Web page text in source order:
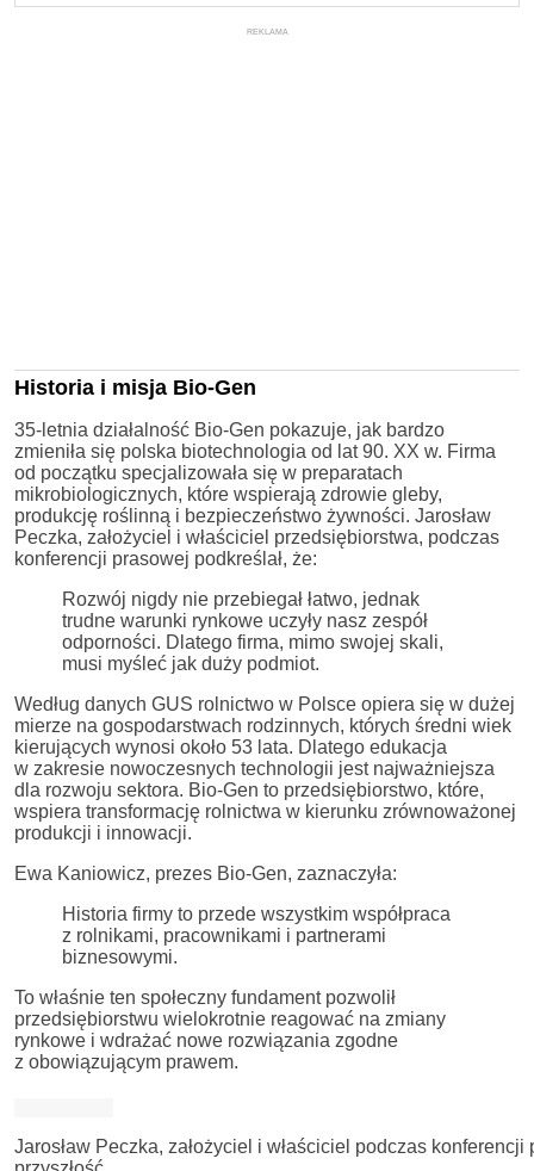
REKLAMA
Historia i misja Bio-Gen
35-letnia działalność Bio-Gen pokazuje, jak bardzo
zmieniła się polska biotechnologia od lat 90. XX w. Firma
od początku specjalizowała się w preparatach
mikrobiologicznych, które wspierają zdrowie gleby,
produkcję roślinną i bezpieczeństwo żywności. Jarosław
Peczka, założyciel i właściciel przedsiębiorstwa, podczas
konferencji prasowej podkreślał, że:
Rozwój nigdy nie przebiegał łatwo, jednak
trudne warunki rynkowe uczyły nasz zespół
odporności. Dlatego firma, mimo swojej skali,
musi myśleć jak duży podmiot.
Według danych GUS rolnictwo w Polsce opiera się w dużej
mierze na gospodarstwach rodzinnych, których średni wiek
kierujących wynosi około 53 lata. Dlatego edukacja
w zakresie nowoczesnych technologii jest najważniejsza
dla rozwoju sektora. Bio-Gen to przedsiębiorstwo, które,
wspiera transformację rolnictwa w kierunku zrównoważonej
produkcji i innowacji.
Ewa Kaniowicz, prezes Bio-Gen, zaznaczyła:
Historia firmy to przede wszystkim współpraca
z rolnikami, pracownikami i partnerami
biznesowymi.
To właśnie ten społeczny fundament pozwolił
przedsiębiorstwu wielokrotnie reagować na zmiany
rynkowe i wdrażać nowe rozwiązania zgodne
z obowiązującym prawem.
Jarosław Peczka, założyciel i właściciel podczas